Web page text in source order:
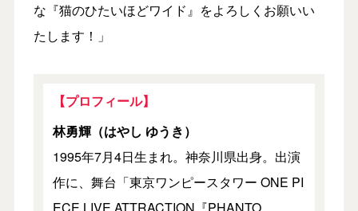
な『猫のひたいほどワイド』をよろしくお願いい
たします！」
【プロフィール】
林勇輝（はやし ゆうき）
1995年7月4日生まれ。神奈川県出身。出演
作に、舞台「東京ワンピースタワー ONE PI